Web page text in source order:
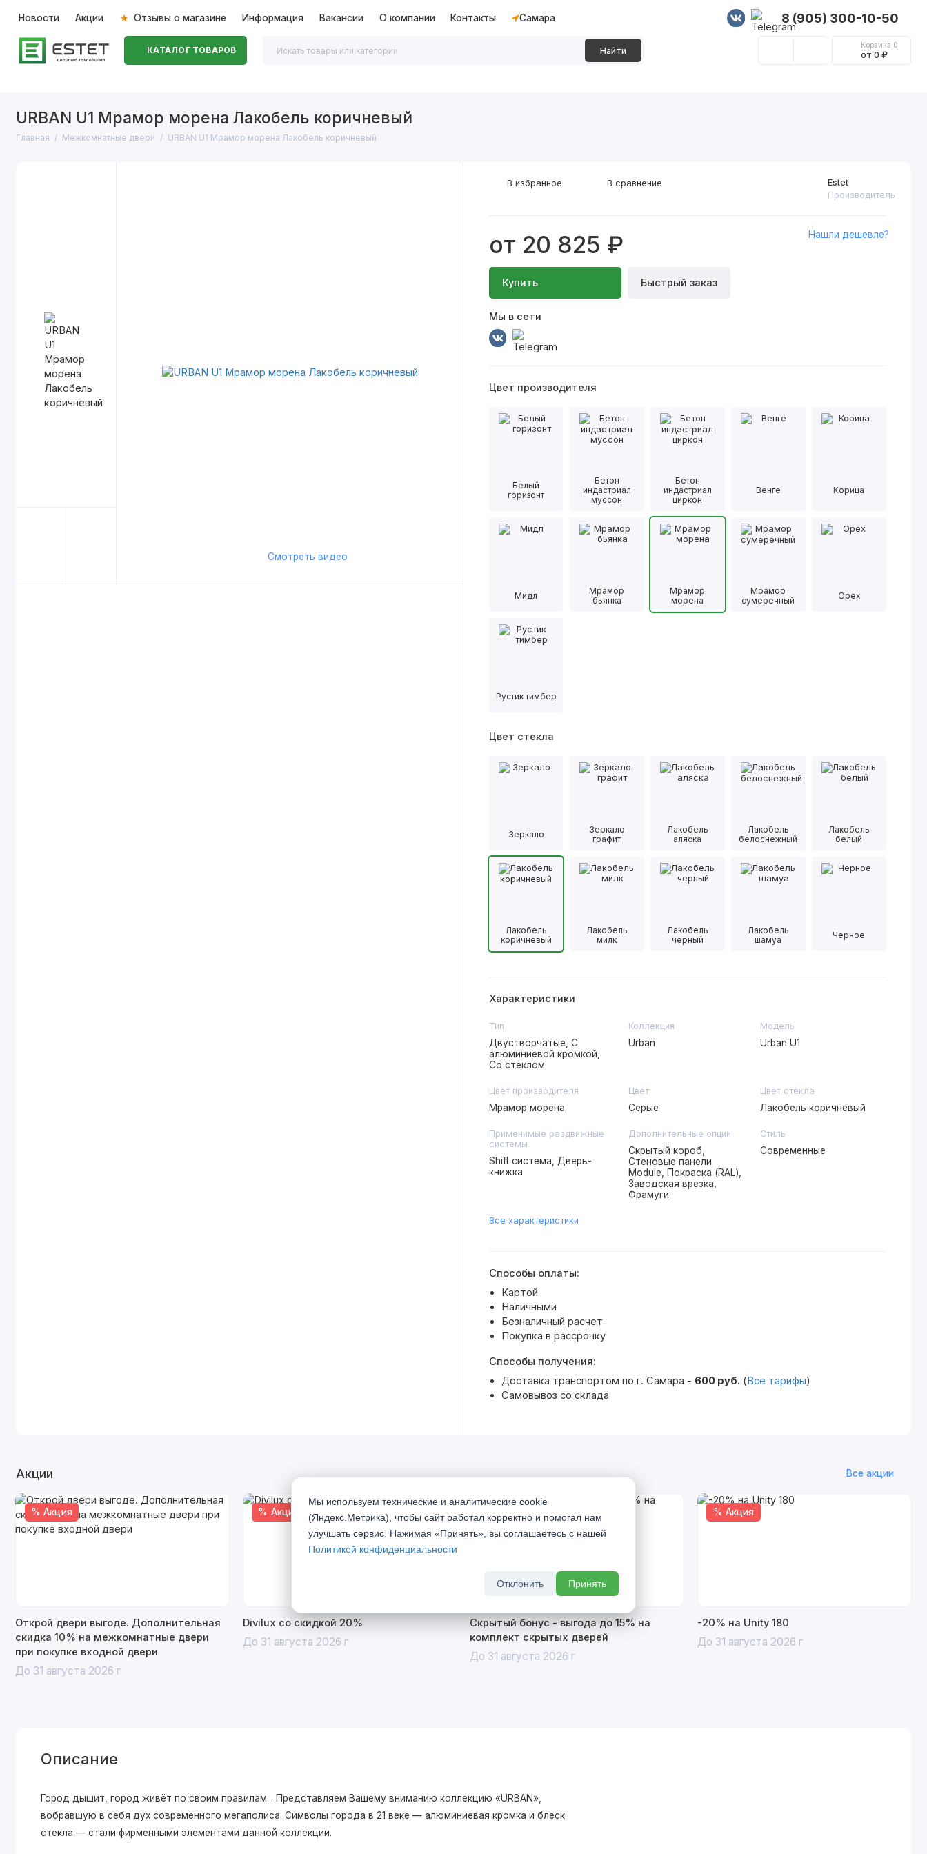
Новости Акции Отзывы о магазине Информация Вакансии О компании Контакты Самара 8 (905) 300-10-50
КАТАЛОГ ТОВАРОВ Найти
Корзина 0
от 0 ₽
URBAN U1 Мрамор морена Лакобель коричневый
Главная Межкомнатные двери URBAN U1 Мрамор морена Лакобель коричневый
Смотреть видео
Estet
Производитель
от 20 825 ₽
Купить Быстрый заказ
Нашли дешевле?
Мы в сети
В избранное В сравнение
Цвет производителя
Белый
горизонт
Бетон
индастриал
муссон
Бетон
индастриал
циркон
Венге Корица
Мидл
Мрамор
бьянка
Мрамор
морена
Мрамор
сумеречный
Орех
Рустик тимбер
Цвет стекла
Зеркало
Зеркало
графит
Лакобель
аляска
Лакобель
белоснежный
Лакобель
белый
Лакобель
коричневый
Лакобель
милк
Лакобель
черный
Лакобель
шамуа
Черное
Характеристики
Тип
Двустворчатые, С
алюминиевой кромкой,
Со стеклом
Коллекция
Urban
Модель
Urban U1
Цвет производителя
Мрамор морена
Цвет
Серые
Цвет стекла
Лакобель коричневый
Применимые раздвижные
системы
Shift система, Дверь-
книжка
Дополнительные опции
Скрытый короб,
Стеновые панели
Module, Покраска (RAL),
Заводская врезка,
Фрамуги
Стиль
Современные
Все характеристики
Способы оплаты:
Картой
Наличными
Безналичный расчет
Покупка в рассрочку
Способы получения:
Доставка транспортом по г. Самара - 600 руб. ( Все тарифы)
Самовывоз со склада
Акции Все акции
% Акция
Открой двери выгоде. Дополнительная
скидка 10% на межкомнатные двери
при покупке входной двери
До 31 августа 2026 г
% Акция
Divilux со скидкой 20%
До 31 августа 2026 г
Скрытый бонус - выгода до 15% на
комплект скрытых дверей
До 31 августа 2026 г
% Акция
-20% на Unity 180
До 31 августа 2026 г
Описание
Город дышит, город живёт по своим правилам... Представляем Вашему вниманию коллекцию «URBAN»,
вобравшую в себя дух современного мегаполиса. Символы города в 21 веке — алюминиевая кромка и блеск
стекла — стали фирменными элементами данной коллекции.
Мы используем технические и аналитические cookie
(Яндекс.Метрика), чтобы сайт работал корректно и помогал нам
улучшать сервис. Нажимая «Принять», вы соглашаетесь с нашей
Политикой конфиденциальности
Отклонить Принять